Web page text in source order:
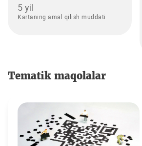
5 yil
Kartaning amal qilish muddati
Tematik maqolalar